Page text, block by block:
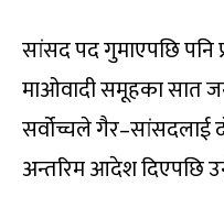
सांसद पद गुमाएपछि पनि
माओवादी समूहका सात
सर्वोच्चले गैर–सांसदलाई
अन्तरिम आदेश दिएपछि